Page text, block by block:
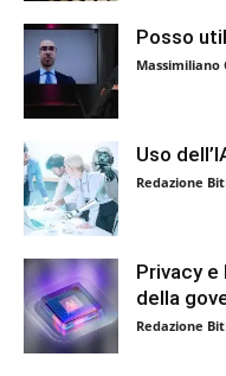
Posso
Massimiliano
Uso
Redazione
Privacy e
della
Redazione